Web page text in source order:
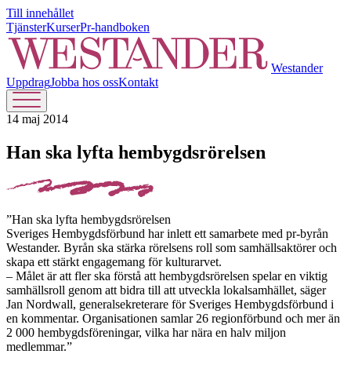
Till innehållet
TjänsterKurserPr-handboken
Westander
UppdragJobba hos ossKontakt
14 maj 2014
Han ska lyfta hembygdsrörelsen
”Han ska lyfta hembygdsrörelsen
Sveriges Hembygdsförbund har inlett ett samarbete med pr-byrån
Westander. Byrån ska stärka rörelsens roll som samhällsaktörer och
skapa ett stärkt engagemang för kulturarvet.
– Målet är att fler ska förstå att hembygdsrörelsen spelar en viktig
samhällsroll genom att bidra till att utveckla lokalsamhället, säger
Jan Nordwall, generalsekreterare för Sveriges Hembygdsförbund i
en kommentar. Organisationen samlar 26 regionförbund och mer än
2 000 hembygdsföreningar, vilka har nära en halv miljon
medlemmar.”